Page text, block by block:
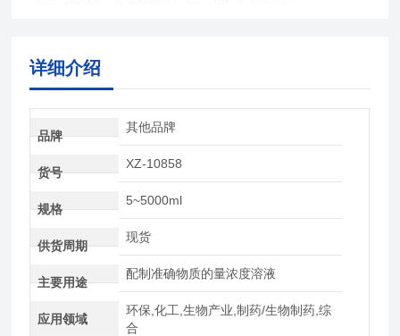
详细介绍
品牌
其他品牌
货号
XZ-10858
规格
5~5000ml
供货周期
现货
主要用途
配制准确物质的量浓度溶液
应用领域
环保,化工,生物产业,制药/生物制药,综
合